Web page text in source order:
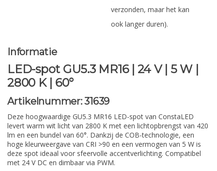
verzonden, maar het kan
ook langer duren).
Informatie
LED-spot GU5.3 MR16 | 24 V | 5 W |
2800 K | 60°
Artikelnummer:31639
Deze hoogwaardige GU5.3 MR16 LED-spot van ConstaLED
levert warm wit licht van 2800 K met een lichtopbrengst van 420
lm en een bundel van 60°. Dankzij de COB-technologie, een
hoge kleurweergave van CRI >90 en een vermogen van 5 W is
deze spot ideaal voor sfeervolle accentverlichting. Compatibel
met 24 V DC en dimbaar via PWM.